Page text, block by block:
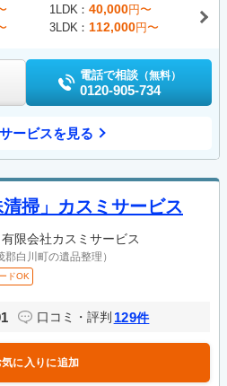
1LDK 40,000円〜
3LDK 112,000円〜
電話で相談 （無料）
0120-905-734
ービスを見る
清掃」カスミサービス
有限会社カスミサービス
郡白川町の遺品整理）
ドOK
口コミ・評判 129件
に入りに追加